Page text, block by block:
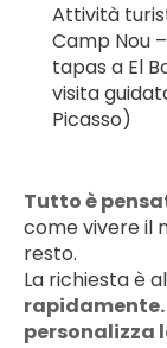
Attività
Camp Nou
tapas a El
visita
Picasso)
Tutto è
come vivere il
resto.
La richiesta è
personalizza